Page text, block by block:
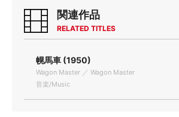
関連作品
RELATED TITLES
幌馬車 (1950)
Wagon Master ／ Wagon Master
音楽/Music